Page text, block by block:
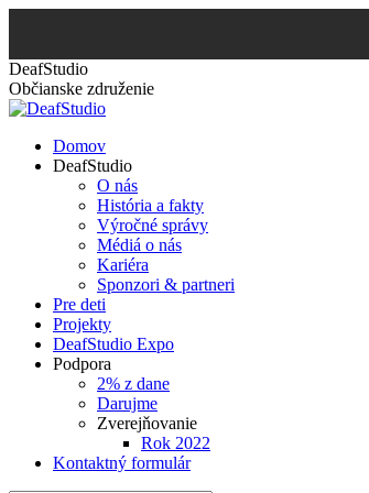
content
Skip
to
content
DeafStudio
Občianske združenie
Domov
DeafStudio
O nás
História a fakty
Výročné správy
Médiá o nás
Kariéra
Sponzori & partneri
Pre deti
Projekty
DeafStudio Expo
Podpora
2% z dane
Darujme
Zverejňovanie
Rok 2022
Kontaktný formulár